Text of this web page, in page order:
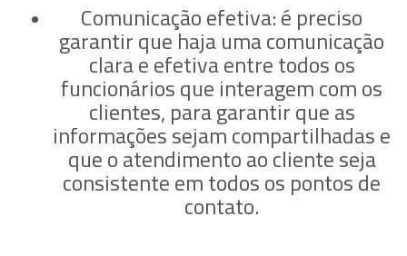
Comunicação efetiva:é preciso
garantir que haja uma comunicação
clara e efetiva entre todos os
funcionários que interagem com os
clientes, para garantir que as
informações sejam compartilhadas e
que o atendimento ao cliente seja
consistente em todos os pontos de
contato.